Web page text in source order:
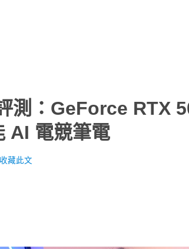
測：GeForce RTX
AI 電競筆電
收藏此文